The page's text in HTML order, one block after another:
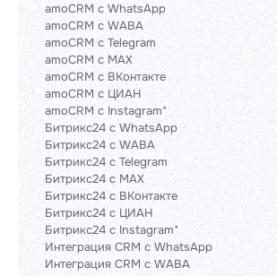
amoCRM с WhatsApp
amoCRM с WABA
amoCRM с Telegram
amoCRM с MAX
amoCRM с ВКонтакте
amoCRM с ЦИАН
amoCRM с Instagram*
Битрикс24 с WhatsApp
Битрикс24 с WABA
Битрикс24 с Telegram
Битрикс24 с MAX
Битрикс24 с ВКонтакте
Битрикс24 с ЦИАН
Битрикс24 с Instagram*
Интеграция CRM с WhatsApp
Интеграция CRM с WABA